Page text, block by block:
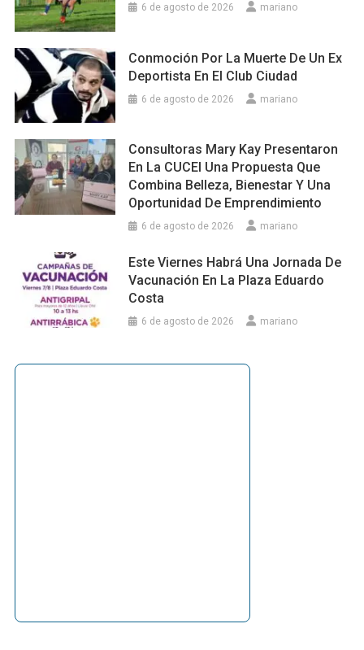
6 de agosto de 2026 mariano
Conmoción Por La Muerte De Un Ex
Deportista En El Club Ciudad
6 de agosto de 2026 mariano
Consultoras Mary Kay Presentaron
En La CUCEI Una Propuesta Que
Combina Belleza, Bienestar Y Una
Oportunidad De Emprendimiento
6 de agosto de 2026 mariano
Este Viernes Habrá Una Jornada De
Vacunación En La Plaza Eduardo
Costa
6 de agosto de 2026 mariano